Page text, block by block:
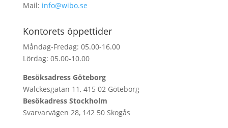
Mail: info@wibo.se
Kontorets öppettider
Måndag-Fredag: 05.00-16.00
Lördag: 05.00-10.00
Besöksadress Göteborg
Walckesgatan 11, 415 02 Göteborg
Besökadress Stockholm
Svarvarvägen 28, 142 50 Skogås